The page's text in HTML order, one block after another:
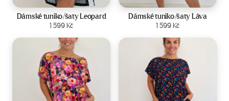
Dámské tuniko/šaty Leopard
1 599Kč
Zobrazit produkt
Dámské tuniko/šaty Láva
1 599Kč
Zobrazit produkt